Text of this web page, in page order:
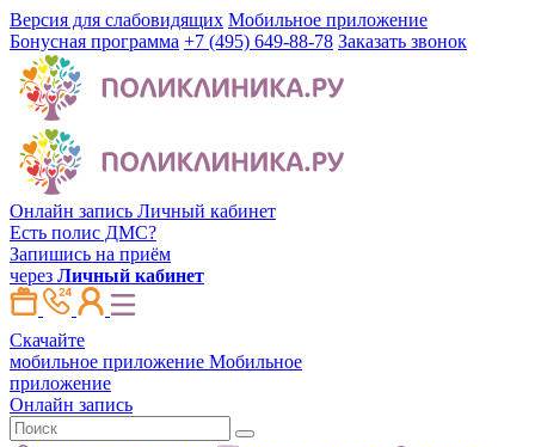
Версия для слабовидящих Мобильное приложение
Бонусная программа +7 (495) 649-88-78 Заказать звонок
Онлайн запись Личный кабинет
Есть полис ДМС?
Запишись на приём
через Личный кабинет
Скачайте
мобильное приложение Мобильное
приложение
Онлайн запись